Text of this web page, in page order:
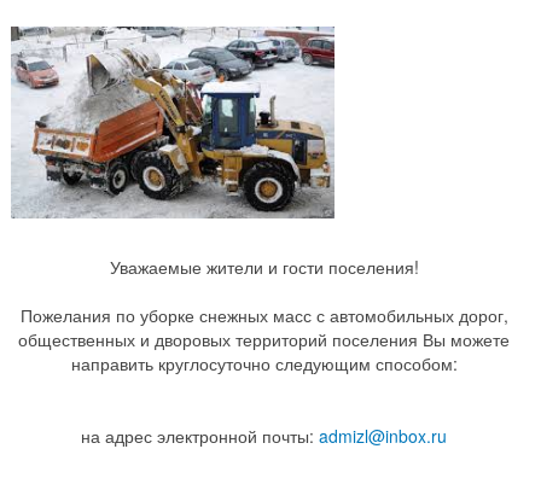
Уважаемые жители и гости поселения!
Пожелания по уборке снежных масс с автомобильных дорог,
общественных и дворовых территорий поселения Вы можете
направить круглосуточно следующим способом:
на адрес электронной почты: admizl@inbox.ru